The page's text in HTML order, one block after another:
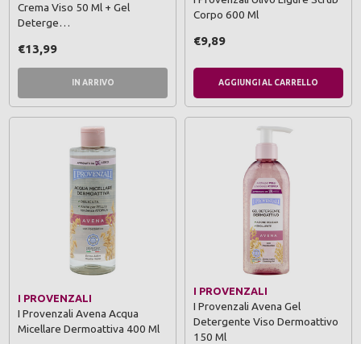
Crema Viso 50 Ml + Gel
Deterge…
€13,99
IN ARRIVO
Corpo 600 Ml
€9,89
AGGIUNGI AL CARRELLO
I PROVENZALI
I Provenzali Avena Acqua
Micellare Dermoattiva 400 Ml
I PROVENZALI
I Provenzali Avena Gel
Detergente Viso Dermoattivo
150 Ml